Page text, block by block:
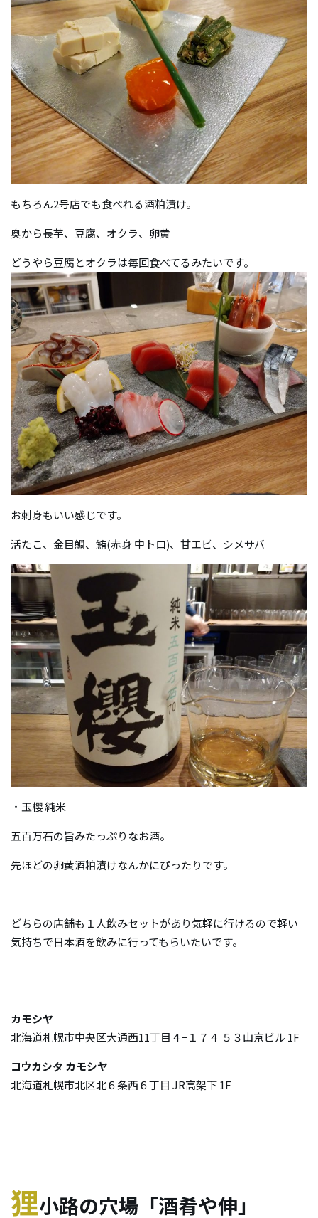
もちろん2号店でも食べれる酒粕漬け。
奥から長芋、豆腐、オクラ、卵黄
どうやら豆腐とオクラは毎回食べてるみたいです。
お刺身もいい感じです。
活たこ、金目鯛、鮪(赤身 中トロ)、甘エビ、シメサバ
・玉櫻 純米
五百万石の旨みたっぷりなお酒。
先ほどの卵黄酒粕漬けなんかにぴったりです。
どちらの店舗も１人飲みセットがあり気軽に行けるので軽い
気持ちで日本酒を飲みに行ってもらいたいです。
カモシヤ
北海道札幌市中央区大通西11丁目４−１７４ ５３山京ビル 1F
コウカシタ カモシヤ
北海道札幌市北区北６条西６丁目 JR高架下 1F
狸小路の穴場「酒肴や伸」